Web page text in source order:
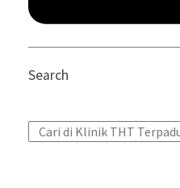
Search